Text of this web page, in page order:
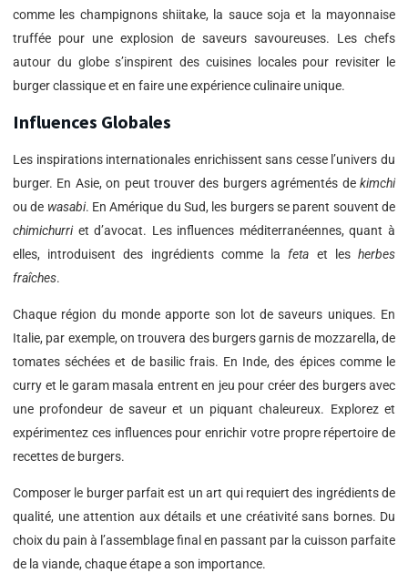
comme les champignons shiitake, la sauce soja et la mayonnaise
truffée pour une explosion de saveurs savoureuses. Les chefs
autour du globe s’inspirent des cuisines locales pour revisiter le
burger classique et en faire une expérience culinaire unique.
Influences Globales
Les inspirations internationales enrichissent sans cesse l’univers du
burger. En Asie, on peut trouver des burgers agrémentés de kimchi
ou de wasabi. En Amérique du Sud, les burgers se parent souvent de
chimichurriet d’avocat. Les influences méditerranéennes, quant à
elles, introduisent des ingrédients comme la feta et lesherbes
fraîches.
Chaque région du monde apporte son lot de saveurs uniques. En
Italie, par exemple, on trouvera des burgers garnis de mozzarella, de
tomates séchées et de basilic frais. En Inde, des épices comme le
curry et le garam masala entrent en jeu pour créer des burgers avec
une profondeur de saveur et un piquant chaleureux. Explorez et
expérimentez ces influences pour enrichir votre propre répertoire de
recettes de burgers.
Composer le burger parfait est un art qui requiert des ingrédients de
qualité, une attention aux détails et une créativité sans bornes. Du
choix du pain à l’assemblage final en passant par la cuisson parfaite
de la viande, chaque étape a son importance.